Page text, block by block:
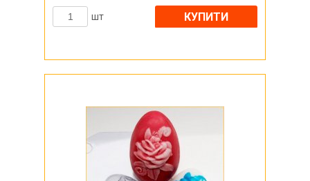
шт КУПИТИ